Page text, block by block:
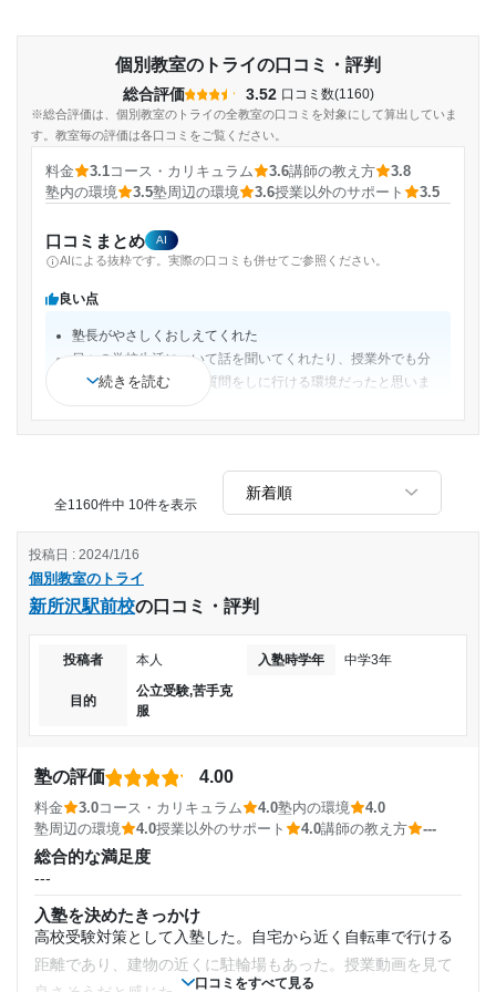
個別教室のトライの口コミ・評判
総合評価 3.52 口コミ数(1160)
※総合評価は、個別教室のトライの全教室の口コミを対象にして算出していま
す。教室毎の評価は各口コミをご覧ください。
料金 3.1コース・カリキュラム 3.6講師の教え方
3.8
塾内の環境
3.5塾周辺の環境 3.6授業以外のサポート 3.5
口コミまとめ AI
AIによる抜粋です。実際の口コミも併せてご参照ください。
良い点
塾長がやさしくおしえてくれた
日々の学校生活について話を聞いてくれたり、授業外でも分
からないことがあれば質問をしに行ける環境だったと思いま
教えてくれるため、すぐに学ぶことができる。
他のところと比べるととても良いと思った。コストパフォー
改善してほしい点
個別というだけあってやはり高く、他の塾に比べて質の良い
授業だったとは思えないから。
低くしても良いのではないかともおもう。
料金はかなり高く、1教科増やすごとに料金の負担がかなり
大きくなる。料金に見合った指導してくれたかと言われる
続きを読む
全1160件中 10件を表示
口コミをすべて見る
個別教室のトライ
新所沢駅前校の口コミ・評判
投稿日 : 2024/1/16
投稿者 本人 入塾時学年 中学3年
目的
公立受験,苦手克
服
塾の評価 4.00
料金 3.0コース・カリキュラム 4.0塾内の環境
4.0
塾周辺の環境
4.0授業以外のサポート 4.0講師の教え方 ---
総合的な満足度
---
入塾を決めたきっかけ
高校受験対策として入塾した。自宅から近く自転車で行ける
距離であり、建物の近くに駐輪場もあった。授業動画を見て